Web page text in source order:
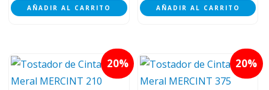
AÑADIR AL CARRITO AÑADIR AL CARRITO
20 20